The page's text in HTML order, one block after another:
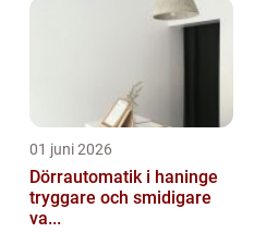
01 juni 2026
Dörrautomatik i haninge
tryggare och smidigare
va...